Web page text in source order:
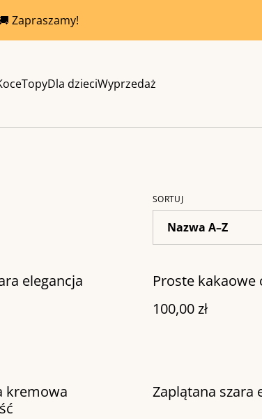
Zapraszamy!
TopyDla dzieciWyprzedaż
SORTUJ
elegancja
Proste kakaowe
100,00 zł
kremowa
Zaplątana szara